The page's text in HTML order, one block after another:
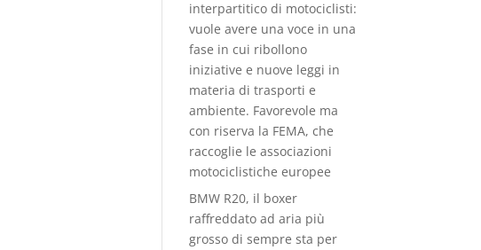
interpartitico di motociclisti:
vuole avere una voce in una
fase in cui ribollono
iniziative e nuove leggi in
materia di trasporti e
ambiente. Favorevole ma
con riserva la FEMA, che
raccoglie le associazioni
motociclistiche europee
BMW R20, il boxer
raffreddato ad aria più
grosso di sempre sta per